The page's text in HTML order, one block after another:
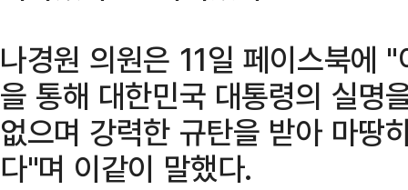
나경원 의원은 11일 페이스북에
을 통해 대한민국 대통령의 실명
없으며 강력한 규탄을 받아 마땅
다"며 이같이 말했다.